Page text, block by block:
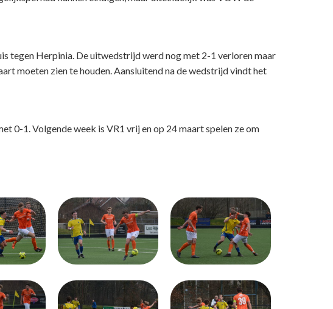
tegen Herpinia. De uitwedstrijd werd nog met 2-1 verloren maar
moeten zien te houden. Aansluitend na de wedstrijd vindt het
0-1. Volgende week is VR1 vrij en op 24 maart spelen ze om